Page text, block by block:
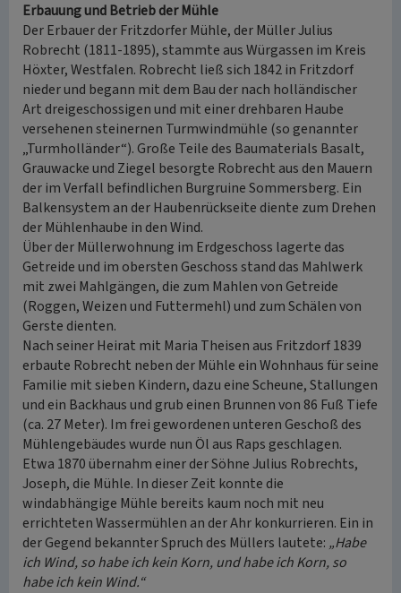
Erbauung und Betrieb der Mühle
Der Erbauer der Fritzdorfer Mühle, der Müller Julius
Robrecht (1811-1895), stammte aus Würgassen im Kreis
Höxter, Westfalen. Robrecht ließ sich 1842 in Fritzdorf
nieder und begann mit dem Bau der nach holländischer
Art dreigeschossigen und mit einer drehbaren Haube
versehenen steinernen Turmwindmühle (so genannter
„Turmholländer“). Große Teile des Baumaterials Basalt,
Grauwacke und Ziegel besorgte Robrecht aus den Mauern
der im Verfall befindlichen Burgruine Sommersberg. Ein
Balkensystem an der Haubenrückseite diente zum Drehen
der Mühlenhaube in den Wind.
Über der Müllerwohnung im Erdgeschoss lagerte das
Getreide und im obersten Geschoss stand das Mahlwerk
mit zwei Mahlgängen, die zum Mahlen von Getreide
(Roggen, Weizen und Futtermehl) und zum Schälen von
Gerste dienten.
Nach seiner Heirat mit Maria Theisen aus Fritzdorf 1839
erbaute Robrecht neben der Mühle ein Wohnhaus für seine
Familie mit sieben Kindern, dazu eine Scheune, Stallungen
und ein Backhaus und grub einen Brunnen von 86 Fuß Tiefe
(ca. 27 Meter). Im frei gewordenen unteren Geschoß des
Mühlengebäudes wurde nun Öl aus Raps geschlagen.
Etwa 1870 übernahm einer der Söhne Julius Robrechts,
Joseph, die Mühle. In dieser Zeit konnte die
windabhängige Mühle bereits kaum noch mit neu
errichteten Wassermühlen an der Ahr konkurrieren. Ein in
der Gegend bekannter Spruch des Müllers lautete: „Habe
ich Wind, so habe ich kein Korn, und habe ich Korn, so
habe ich kein Wind.“